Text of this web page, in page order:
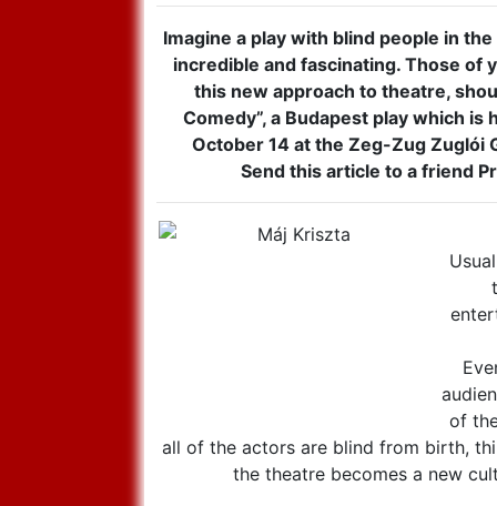
Imagine a play with blind people in
incredible and fascinating. Those of
this new approach to theatre,
Comedy”, a Budapest play which is
October 14 at the Zeg-Zug Zuglói
Send this article to a friend
of
all of the actors are blind from birth,
the theatre becomes a new